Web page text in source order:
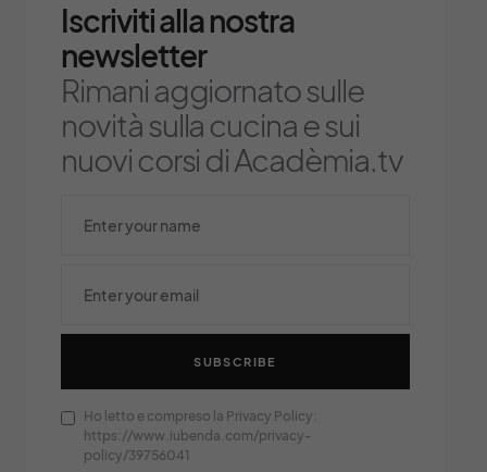
Iscriviti alla nostra
newsletter
Rimani aggiornato sulle
novità sulla cucina e sui
nuovi corsi di Acadèmia.tv
SUBSCRIBE
Ho letto e compreso la Privacy Policy:
https://www.iubenda.com/privacy-
policy/39756041